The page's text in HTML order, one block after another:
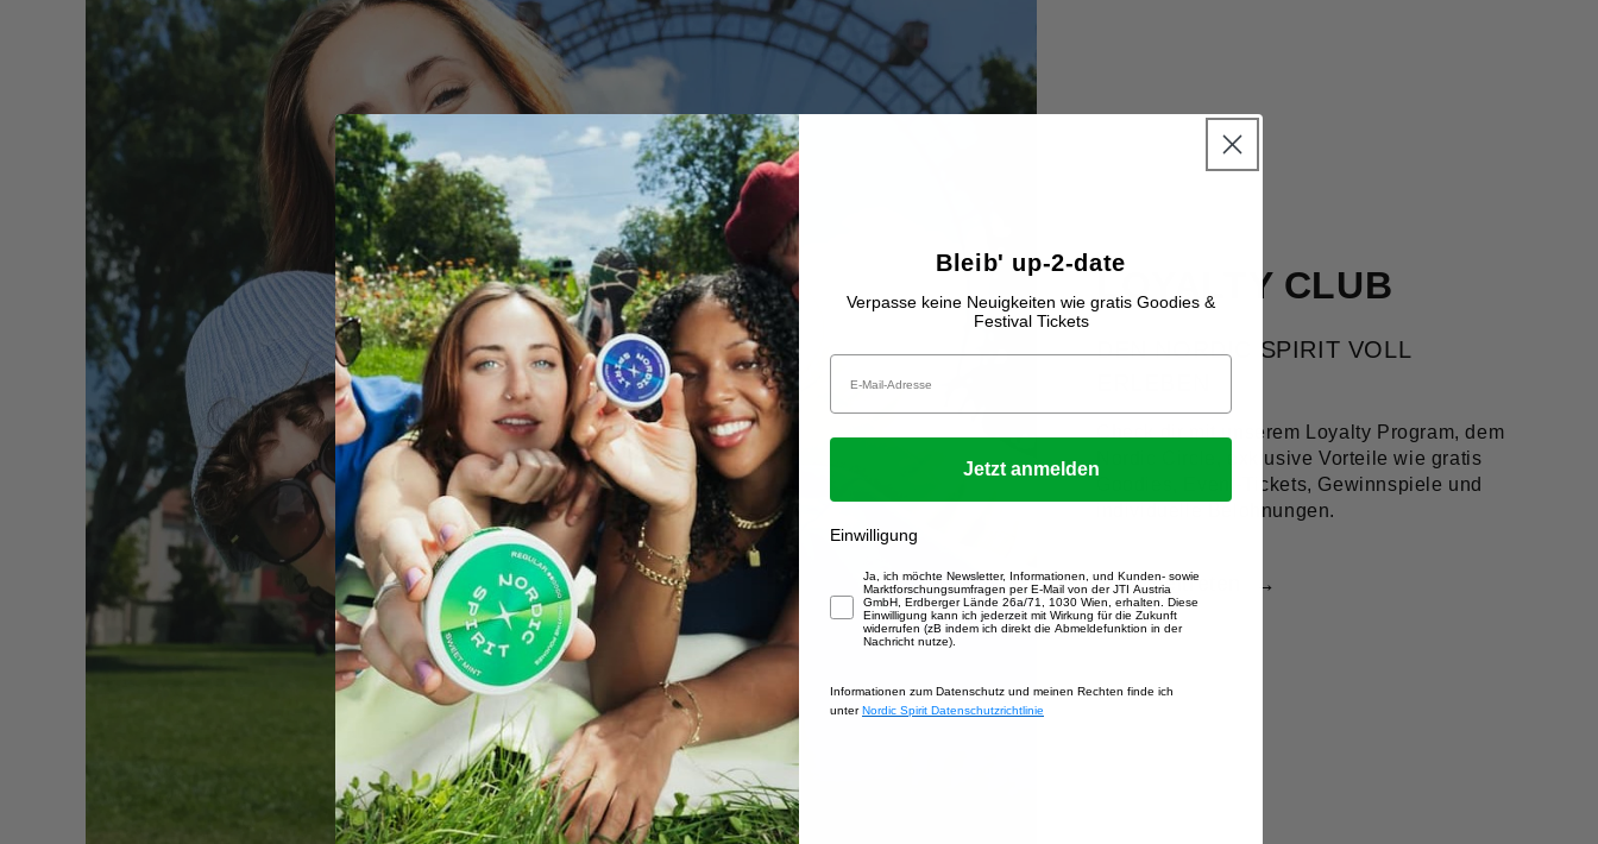
LOYALTY CLUB
DEN NORDIC SPIRIT VOLL
Check dir mit unserem Loyalty Program, dem
Nordic Circle, exklusive Vorteile wie gratis
Goodies, Event-Tickets, Gewinnspiele und
individuelle Belohnungen.
Jetzt beitreten →
Bleib' up-2-date
Verpasse keine Neuigkeiten wie gratis Goodies &
Festival Tickets
Email
Jetzt anmelden
Einwilligung
How would you like to hear from us?
Ja, ich möchte Newsletter, Informationen, und Kunden- sowie
Marktforschungsumfragen per E-Mail von der JTI Austria
GmbH, Erdberger Lände 26a/71, 1030 Wien, erhalten. Diese
Einwilligung kann ich jederzeit mit Wirkung für die Zukunft
widerrufen (zB indem ich direkt die Abmeldefunktion in der
Nachricht nutze).
Informationen zum Datenschutz und meinen Rechten finde ich
unterNordic Spirit Datenschutzrichtlinie